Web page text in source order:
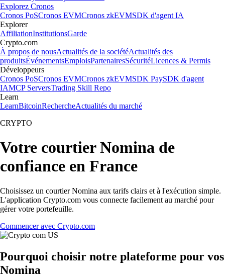
Explorez Cronos
Cronos PoSCronos EVMCronos zkEVMSDK d'agent IA
Explorer
AffiliationInstitutionsGarde
Crypto.com
À propos de nousActualités de la sociétéActualités des
produitsÉvénementsEmploisPartenairesSécuritéLicences & Permis
Développeurs
Cronos PoSCronos EVMCronos zkEVMSDK PaySDK d'agent
IAMCP ServersTrading Skill Repo
Learn
LearnBitcoinRechercheActualités du marché
CRYPTO
Votre courtier Nomina de
confiance en France
Choisissez un courtier Nomina aux tarifs clairs et à l'exécution simple.
L'application Crypto.com vous connecte facilement au marché pour
gérer votre portefeuille.
Commencer avec Crypto.com
Pourquoi choisir notre plateforme pour vos
Nomina